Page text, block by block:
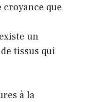
croyance que
un
tissus qui
à la